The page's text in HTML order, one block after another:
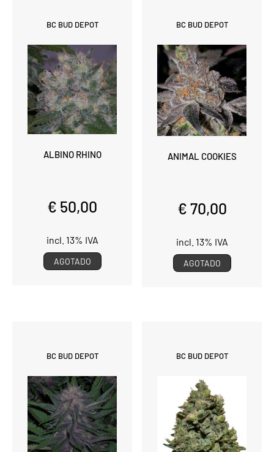
BC BUD DEPOT
ALBINO RHINO
€ 50,00
incl. 13% IVA
AGOTADO
BC BUD DEPOT
ANIMAL COOKIES
€ 70,00
incl. 13% IVA
AGOTADO
BC BUD DEPOT BC BUD DEPOT